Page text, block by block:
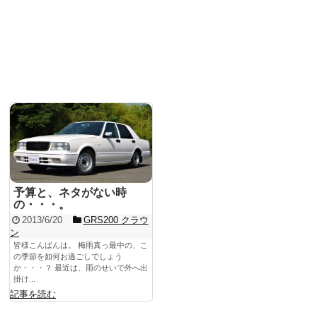
予算と、ネタがない時
の・・・。
2013/6/20
GRS200 クラウ
ン
皆様こんばんは。 梅雨真っ最中の、こ
の季節を如何お過ごしでしょう
か・・・？ 最近は、雨のせいで外へ出
掛け...
記事を読む